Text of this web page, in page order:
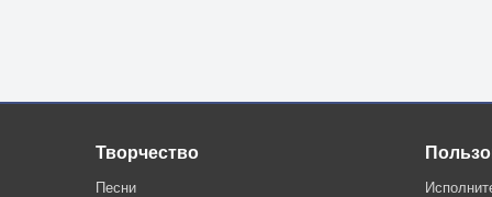
Творчество
Песни